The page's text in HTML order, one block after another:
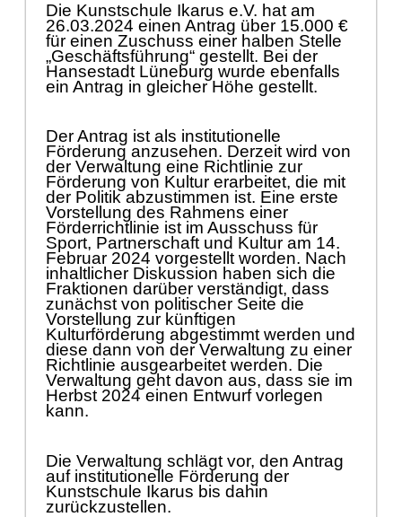
Die Kunstschule Ikarus e.V. hat am
26.03.2024 einen Antrag über 15.000 €
für einen Zuschuss einer halben Stelle
„Geschäftsführung“ gestellt. Bei der
Hansestadt Lüneburg wurde ebenfalls
ein Antrag in gleicher Höhe gestellt.
Der Antrag ist als institutionelle
Förderung anzusehen. Derzeit wird von
der Verwaltung eine Richtlinie zur
Förderung von Kultur erarbeitet, die mit
der Politik abzustimmen ist. Eine erste
Vorstellungdes Rahmens einer
Förderrichtlinie ist im Ausschuss für
Sport, Partnerschaft und Kultur am 14.
Februar 2024 vorgestellt worden. Nach
inhaltlicher Diskussion haben sich die
Fraktionen darüber verständigt, dass
zunächst von politischer Seite die
Vorstellungzur künftigen
Kulturförderung abgestimmt werden und
diese dann von der Verwaltung zu einer
Richtlinie ausgearbeitet werden. Die
Verwaltung geht davon aus, dass sie im
Herbst 2024 einen Entwurf vorlegen
kann.
Die Verwaltung schlägt vor, den Antrag
auf institutionelle Förderung der
Kunstschule Ikarus bis dahin
zurückzustellen.